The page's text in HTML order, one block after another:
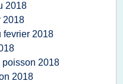
2018
2018
fevrier 2018
poisson 2018
2018